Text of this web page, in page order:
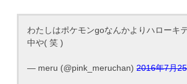
わたしはポケモンgoなんかよりハローキ
中や( 笑 )
— meru (@pink_meruchan)2016年7月